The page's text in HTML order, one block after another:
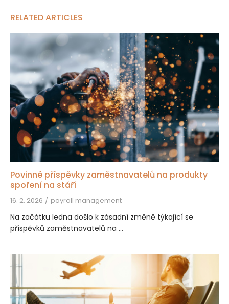
RELATED ARTICLES
Povinné příspěvky zaměstnavatelů na produkty
spoření na stáří
16. 2. 2026 payroll management
Na začátku ledna došlo k zásadní změně týkající se
příspěvků zaměstnavatelů na ...